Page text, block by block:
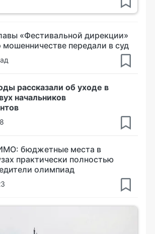
«Фестивальной дирекции»
мошенничестве передали в суд
рассказали об уходе в
начальников
бюджетные места в
практически полностью
олимпиад